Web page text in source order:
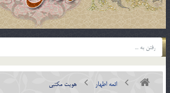
ائمه اطهار هويت مکتبي